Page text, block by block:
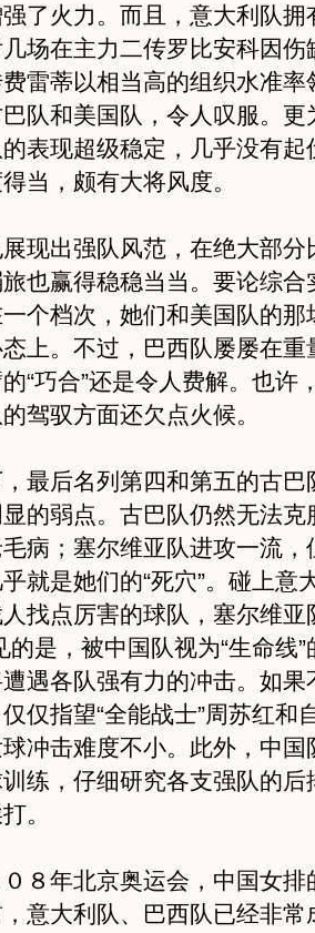
了火力。而且，意大利队拥
场在主力二传罗比安科因伤
雷蒂以相当高的组织水准率
队和美国队，令人叹服。更
表现超级稳定，几乎没有起
当，颇有大将风度。
出强队风范，在绝大部分
也赢得稳稳当当。要论综合
个档次，她们和美国队的那
上。不过，巴西队屡屡在重
“巧合”还是令人费解。也许
驾驭方面还欠点火候。
后名列第四和第五的古巴
的弱点。古巴队仍然无法克
病；塞尔维亚队进攻一流，
就是她们的“死穴”。碰上意
找点厉害的球队，塞尔维亚
的是，被中国队视为“生命线
遇各队强有力的冲击。如果
仅指望“全能战士”周苏红和
冲击难度不小。此外，中国
练，仔细研究各支强队的后
。
年北京奥运会，中国女排
意大利队、巴西队已经非常